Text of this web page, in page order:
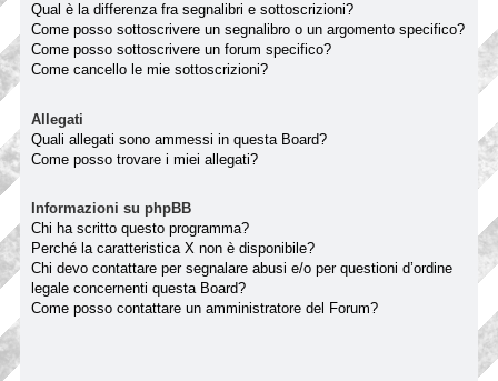
Qual è la differenza fra segnalibri e sottoscrizioni?
Come posso sottoscrivere un segnalibro o un argomento specifico?
Come posso sottoscrivere un forum specifico?
Come cancello le mie sottoscrizioni?
Allegati
Quali allegati sono ammessi in questa Board?
Come posso trovare i miei allegati?
Informazioni su phpBB
Chi ha scritto questo programma?
Perché la caratteristica X non è disponibile?
Chi devo contattare per segnalare abusi e/o per questioni d’ordine
legale concernenti questa Board?
Come posso contattare un amministratore del Forum?